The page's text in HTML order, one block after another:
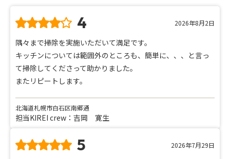
4 2026年8月2日
隅々まで掃除を実施いただいて満足です。
キッチンについては範囲外のところも、簡単に、、、と言っ
て掃除してくださって助かりました。
またリピートします。
北海道札幌市白石区南郷通
担当KIREI crew：吉岡 寛生
5 2026年7月29日